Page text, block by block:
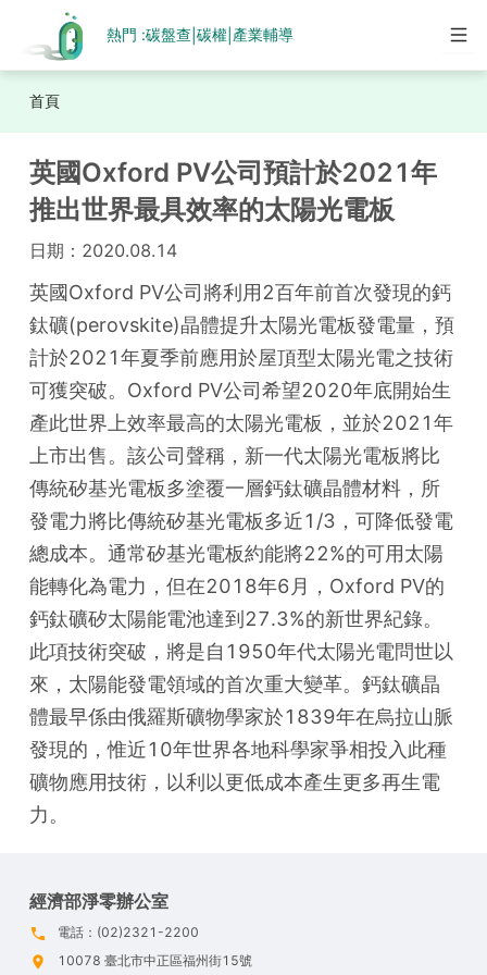
熱門 :碳盤查 碳權| 產業輔導
首頁
英國Oxford PV公司預計於2021年
推出世界最具效率的太陽光電板
日期： 2020.08.14
英國Oxford PV公司將利用2百年前首次發現的鈣
鈦礦(perovskite)晶體提升太陽光電板發電量，預
計於2021年夏季前應用於屋頂型太陽光電之技術
可獲突破。Oxford PV公司希望2020年底開始生
產此世界上效率最高的太陽光電板，並於2021年
上市出售。該公司聲稱，新一代太陽光電板將比
傳統矽基光電板多塗覆一層鈣鈦礦晶體材料，所
發電力將比傳統矽基光電板多近1/3，可降低發電
總成本。通常矽基光電板約能將22%的可用太陽
能轉化為電力，但在2018年6月，Oxford PV的
鈣鈦礦矽太陽能電池達到27.3%的新世界紀錄。
此項技術突破，將是自1950年代太陽光電問世以
來，太陽能發電領域的首次重大變革。鈣鈦礦晶
體最早係由俄羅斯礦物學家於1839年在烏拉山脈
發現的，惟近10年世界各地科學家爭相投入此種
礦物應用技術，以利以更低成本產生更多再生電
力。
經濟部淨零辦公室
電話：(02)2321-2200
10078 臺北市中正區福州街15號